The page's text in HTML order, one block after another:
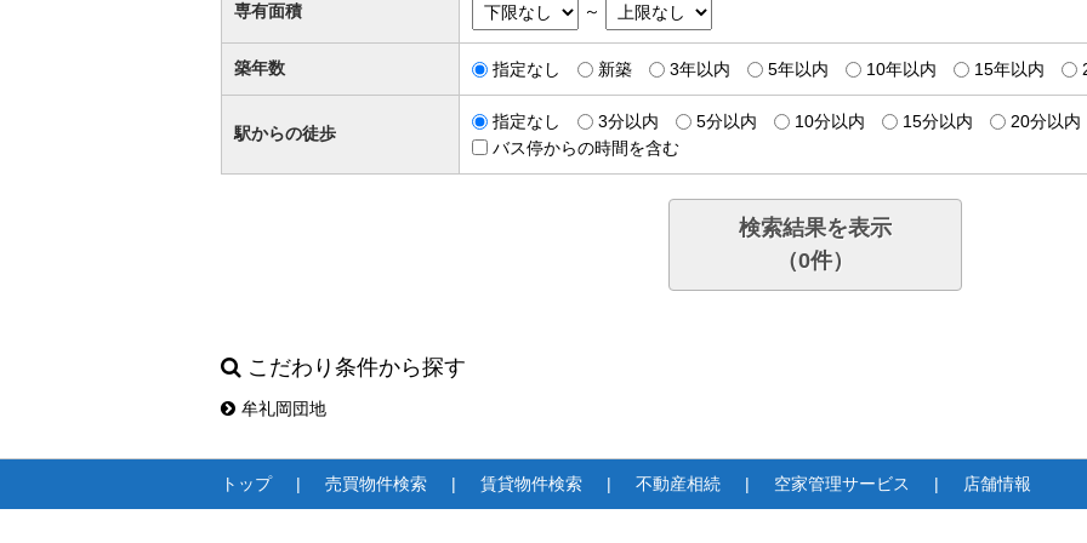
専有面積 ～
築年数 指定なし 新築 3年以内 5年以内 10年以内 15年以内
駅からの徒歩
指定なし 3分以内 5分以内 10分以内 15分以内
20分以内
バス停からの時間を含む
検索結果を表示
（0件）
こだわり条件から探す
牟礼岡団地
トップ 売買物件検索 賃貸物件検索 不動産相続 空家管理サービス 店舗情報